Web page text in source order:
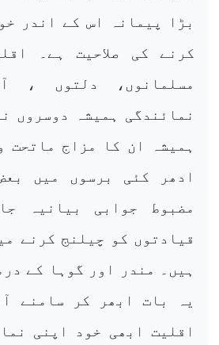
بڑا پیمانہ اس کے اندر
کرنے کی صلاحیت ہے۔
مسلمانوں، دلتوں ،
نمائندگی ہمیشہ دوسروں
ہمیشہ ان کا مزاج ماتحت
ادھر کئی برسوں میں
مضبوط جوابی بیانیہ
قیادتوں کو چیلنج کرنے
ہیں۔ مندر اور گوہا کے
یہ بات ابھر کر سامنے
اقلیت ابھی خود اپنی